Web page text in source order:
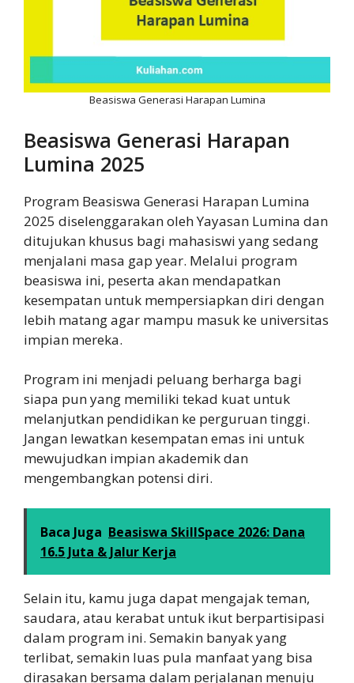
Beasiswa Generasi Harapan Lumina
Beasiswa Generasi Harapan
Lumina 2025
Program Beasiswa Generasi Harapan Lumina
2025 diselenggarakan oleh Yayasan Lumina dan
ditujukan khusus bagi mahasiswi yang sedang
menjalani masa gap year. Melalui program
beasiswa ini, peserta akan mendapatkan
kesempatan untuk mempersiapkan diri dengan
lebih matang agar mampu masuk ke universitas
impian mereka.
Program ini menjadi peluang berharga bagi
siapa pun yang memiliki tekad kuat untuk
melanjutkan pendidikan ke perguruan tinggi.
Jangan lewatkan kesempatan emas ini untuk
mewujudkan impian akademik dan
mengembangkan potensi diri.
Baca Juga Beasiswa SkillSpace 2026: Dana
16.5 Juta & Jalur Kerja
Selain itu, kamu juga dapat mengajak teman,
saudara, atau kerabat untuk ikut berpartisipasi
dalam program ini. Semakin banyak yang
terlibat, semakin luas pula manfaat yang bisa
dirasakan bersama dalam perjalanan menuju